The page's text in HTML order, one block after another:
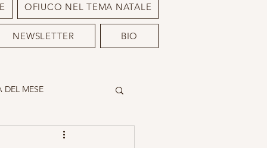
OFIUCO NEL TEMA NATALE
NEWSLETTER BIO
DEL MESE
DEIMON ISPIRATORE